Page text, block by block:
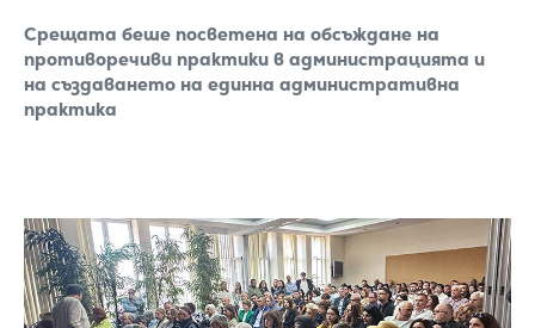
Срещата беше посветена на обсъждане на
противоречиви практики в администрацията и
на създаването на единна административна
практика